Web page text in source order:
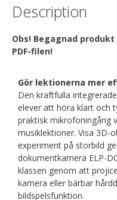
Description
Obs! Begagnad
PDF-filen!
Gör lektionerna mer
Den kraftfulla
elever att höra klart och
praktisk mikrofoningång
musiklektioner. Visa 3D-
experiment på storbild
dokumentkamera ELP-
klassen genom att
kamera eller bärbar
bildspelsfunktion.